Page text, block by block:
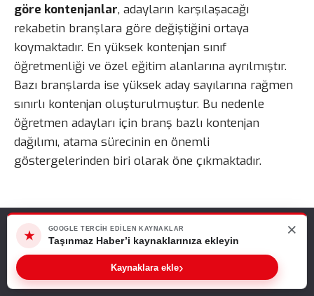
göre kontenjanlar, adayların karşılaşacağı
rekabetin branşlara göre değiştiğini ortaya
koymaktadır. En yüksek kontenjan sınıf
öğretmenliği ve özel eğitim alanlarına ayrılmıştır.
Bazı branşlarda ise yüksek aday sayılarına rağmen
sınırlı kontenjan oluşturulmuştur. Bu nedenle
öğretmen adayları için branş bazlı kontenjan
dağılımı, atama sürecinin en önemli
göstergelerinden biri olarak öne çıkmaktadır.
Web sitemizde size en iyi deneyimi sunabilmemiz için çerezleri
kullanıyoruz. Bu siteyi kullanmaya devam ederseniz, bunu kabul
ettiğinizi varsayarız.
Tamam
★
GOOGLE TERCIH EDILEN KAYNAKLAR
Taşınmaz Haber’i kaynaklarınıza ekleyin
Kaynaklara ekle›
×